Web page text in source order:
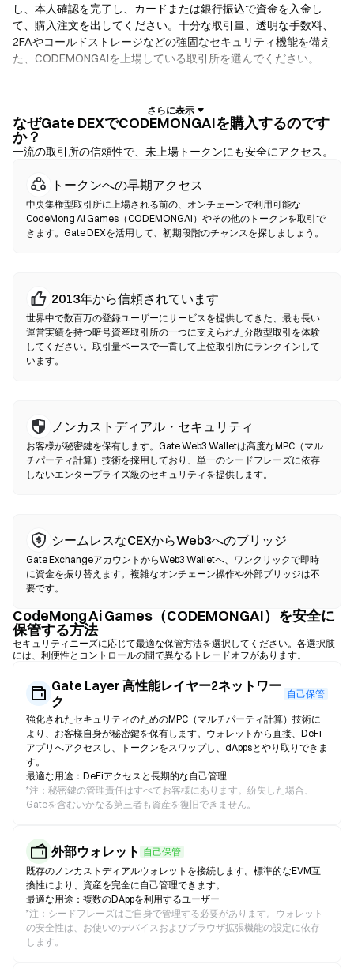
し、本人確認を完了し、カードまたは銀行振込で資金を入金し
て、購入注文を出してください。十分な取引量、透明な手数料、
2FAやコールドストレージなどの強固なセキュリティ機能を備え
た、CODEMONGAIを上場している取引所を選んでください。
自己保管を重視するユーザー向けです。ノンカストディアルウォ
レットでは、お客様自身が秘密鍵を保有し、ウォレットのインタ
ーフェース内で直接トークンをスワップできます。一部のウォレ
にクレジットカードでCODEMONGAIを購入できます。いかなる取
引でも、確認前に必ずシードフレーズをバックアップし、コント
ラクトアドレスを確認してください。
使用してオンチェーンでスワップを実行するため、登録や本人確
認は不要です。互換性のあるウォレットを接続し、トークンペア
を選択し、スリッページ許容値を設定して、スワップを確認して
ください。ガス代が発生し、流動性の深さにより価格が中央集権
型市場と異なる場合がある点にご注意ください。ほとんどのDEX
なぜGate DEXでCODEMONGAIを購入するのです
か？
一流の取引所の信頼性で、未上場トークンにも安全にアクセス。
トークンへの早期アクセス
中央集権型取引所に上場される前の、オンチェーンで利用可能な
CodeMong Ai Games（CODEMONGAI）やその他のトークンを取引で
きます。Gate DEXを活用して、初期段階のチャンスを探しましょう。
2013年から信頼されています
世界中で数百万の登録ユーザーにサービスを提供してきた、最も長い
運営実績を持つ暗号資産取引所の一つに支えられた分散型取引を体験
してください。取引量ベースで一貫して上位取引所にランクインして
います。
ノンカストディアル・セキュリティ
お客様が秘密鍵を保有します。Gate Web3 Walletは高度なMPC（マル
チパーティ計算）技術を採用しており、単一のシードフレーズに依存
しないエンタープライズ級のセキュリティを提供します。
シームレスなCEXからWeb3へのブリッジ
Gate ExchangeアカウントからWeb3 Walletへ、ワンクリックで即時
に資金を振り替えます。複雑なオンチェーン操作や外部ブリッジは不
要です。
CodeMong Ai Games（CODEMONGAI）を安全に
保管する方法
セキュリティニーズに応じて最適な保管方法を選択してください。各選択肢
には、利便性とコントロールの間で異なるトレードオフがあります。
Gate Layer 高性能レイヤー2ネットワー
ク
自己保管
強化されたセキュリティのためのMPC（マルチパーティ計算）技術に
より、お客様自身が秘密鍵を保有します。ウォレットから直接、DeFi
アプリへアクセスし、トークンをスワップし、dAppsとやり取りできま
す。
最適な用途：DeFiアクセスと長期的な自己管理
*注：秘密鍵の管理責任はすべてお客様にあります。紛失した場合、
Gateを含むいかなる第三者も資産を復旧できません。
外部ウォレット 自己保管
既存のノンカストディアルウォレットを接続します。標準的なEVM互
換性により、資産を完全に自己管理できます。
最適な用途：複数のDAppを利用するユーザー
*注：シードフレーズはご自身で管理する必要があります。ウォレット
の安全性は、お使いのデバイスおよびブラウザ拡張機能の設定に依存
します。